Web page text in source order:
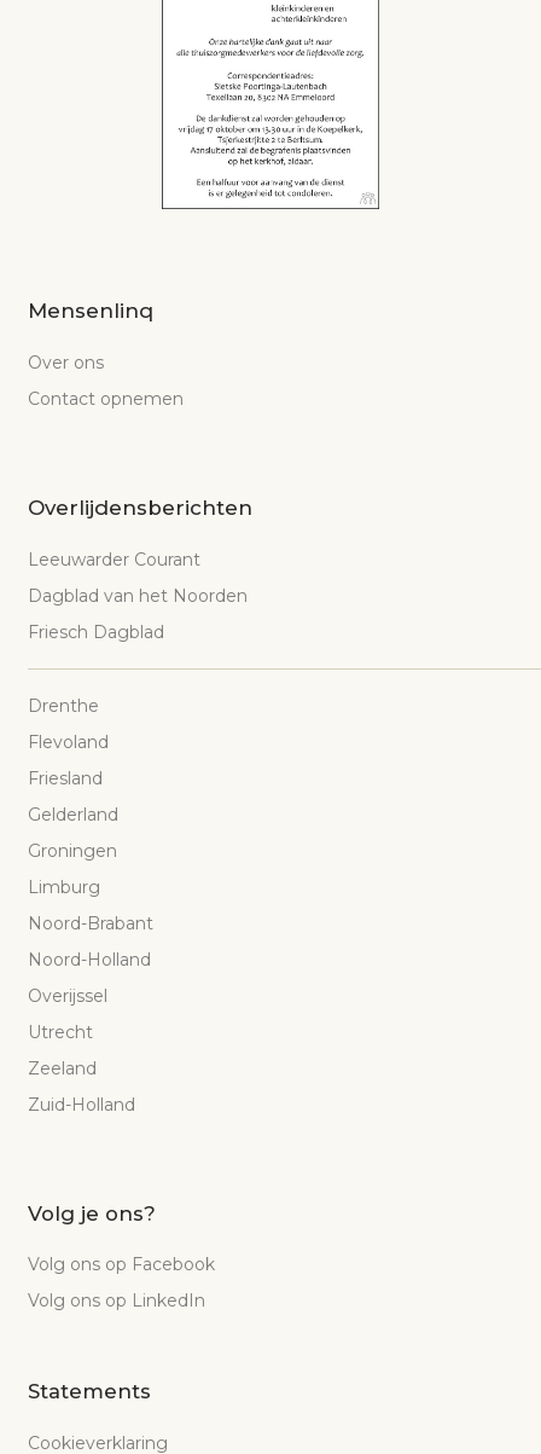
Mensenlinq
Over ons
Contact opnemen
Overlijdensberichten
Leeuwarder Courant
Dagblad van het Noorden
Friesch Dagblad
Drenthe
Flevoland
Friesland
Gelderland
Groningen
Limburg
Noord-Brabant
Noord-Holland
Overijssel
Utrecht
Zeeland
Zuid-Holland
Volg je ons?
Volg ons op Facebook
Volg ons op LinkedIn
Statements
Cookieverklaring